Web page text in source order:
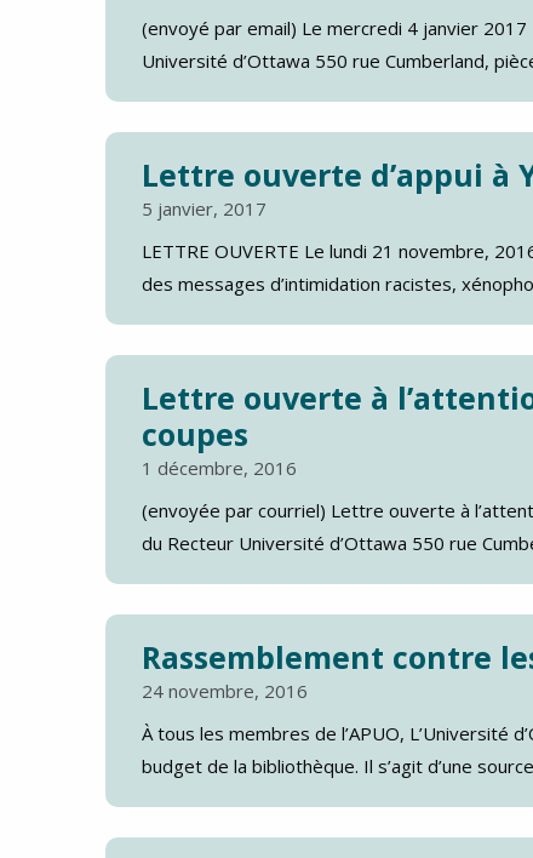
(envoyé par email) Le mercredi 4 janvier
Université d’Ottawa 550 rue Cumberland,
Lettre ouverte d’appui à
5 janvier, 2017
LETTRE OUVERTE Le lundi 21 novembre,
des messages d’intimidation racistes,
Lettre ouverte à
coupes
1 décembre, 2016
(envoyée par courriel) Lettre ouverte à
du Recteur Université d’Ottawa 550 rue
Rassemblement contre
24 novembre, 2016
À tous les membres de l’APUO, L’Université
budget de la bibliothèque. Il s’agit d’une